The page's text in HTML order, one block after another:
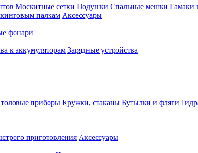
Москитные сетки Подушки Спальные мешки Гамаки
палкам Аксессуары
фонари
к аккумуляторам Зарядные устройства
приборы Кружки, стаканы Бутылки и фляги
приготовления Аксессуары